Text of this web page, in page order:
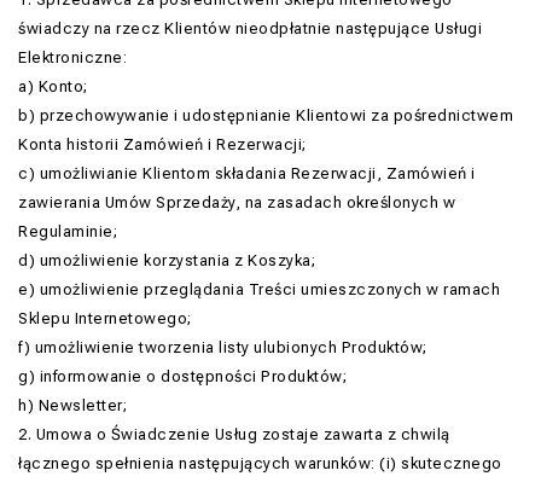
świadczy na rzecz Klientów nieodpłatnie następujące Usługi
Elektroniczne:
a) Konto;
b) przechowywanie i udostępnianie Klientowi za pośrednictwem
Konta historii Zamówień i Rezerwacji;
c) umożliwianie Klientom składania Rezerwacji, Zamówień i
zawierania Umów Sprzedaży, na zasadach określonych w
Regulaminie;
d) umożliwienie korzystania z Koszyka;
e) umożliwienie przeglądania Treści umieszczonych w ramach
Sklepu Internetowego;
f) umożliwienie tworzenia listy ulubionych Produktów;
g) informowanie o dostępności Produktów;
h) Newsletter;
2. Umowa o Świadczenie Usług zostaje zawarta z chwilą
łącznego spełnienia następujących warunków: (i) skutecznego